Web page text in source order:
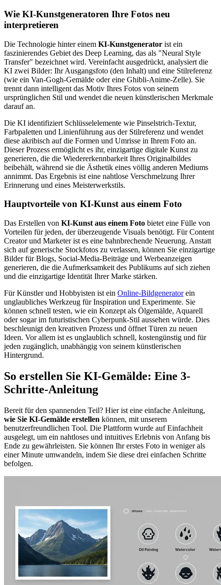
Wie KI-Kunstgeneratoren Ihre Fotos neu
interpretieren
Die Technologie hinter einem KI-Kunstgenerator ist ein
faszinierendes Gebiet des Deep Learning, das als "Neural Style
Transfer" bezeichnet wird. Vereinfacht ausgedrückt, analysiert die
KI zwei Bilder: Ihr Ausgangsfoto (den Inhalt) und eine Stilreferenz
(wie ein Van-Gogh-Gemälde oder eine Ghibli-Anime-Zelle). Sie
trennt dann intelligent das Motiv Ihres Fotos von seinem
ursprünglichen Stil und wendet die neuen künstlerischen Merkmale
darauf an.
Die KI identifiziert Schlüsselelemente wie Pinselstrich-Textur,
Farbpaletten und Linienführung aus der Stilreferenz und wendet
diese akribisch auf die Formen und Umrisse in Ihrem Foto an.
Dieser Prozess ermöglicht es ihr, einzigartige digitale Kunst zu
generieren, die die Wiedererkennbarkeit Ihres Originalbildes
beibehält, während sie die Ästhetik eines völlig anderen Mediums
annimmt. Das Ergebnis ist eine nahtlose Verschmelzung Ihrer
Erinnerung und eines Meisterwerkstils.
Hauptvorteile von KI-Kunst aus einem Foto
Das Erstellen von KI-Kunst aus einem Foto bietet eine Fülle von
Vorteilen für jeden, der überzeugende Visuals benötigt. Für Content
Creator und Marketer ist es eine bahnbrechende Neuerung. Anstatt
sich auf generische Stockfotos zu verlassen, können Sie einzigartige
Bilder für Blogs, Social-Media-Beiträge und Werbeanzeigen
generieren, die die Aufmerksamkeit des Publikums auf sich ziehen
und die einzigartige Identität Ihrer Marke stärken.
Für Künstler und Hobbyisten ist ein Online-Bildgeneratorein
unglaubliches Werkzeug für Inspiration und Experimente. Sie
können schnell testen, wie ein Konzept als Ölgemälde, Aquarell
oder sogar im futuristischen Cyberpunk-Stil aussehen würde. Dies
beschleunigt den kreativen Prozess und öffnet Türen zu neuen
Ideen. Vor allem ist es unglaublich schnell, kostengünstig und für
jeden zugänglich, unabhängig von seinem künstlerischen
Hintergrund.
So erstellen Sie KI-Gemälde: Eine 3-
Schritte-Anleitung
Bereit für den spannenden Teil? Hier ist eine einfache Anleitung,
wie Sie KI-Gemälde erstellen können, mit unserem
benutzerfreundlichen Tool. Die Plattform wurde auf Einfachheit
ausgelegt, um ein nahtloses und intuitives Erlebnis von Anfang bis
Ende zu gewährleisten. Sie können Ihr erstes Foto in weniger als
einer Minute umwandeln, indem Sie diese drei einfachen Schritte
befolgen.